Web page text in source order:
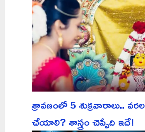
శ్రావణంలో 5 శుక్రవారాలు..
చేయాలి? శాస్త్రం చెప్పేది ఇదే!